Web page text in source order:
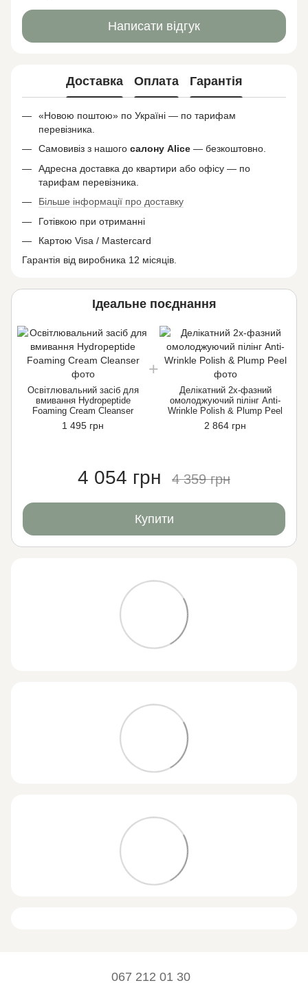
Написати відгук
Доставка Оплата Гарантія
«Новою поштою» по Україні — по тарифам
перевізника.
Самовивіз з нашого салону Alice — безкоштовно.
Адресна доставка до квартири або офісу — по
тарифам перевізника.
Більше інформації про доставку
Готівкою при отриманні
Картою Visa / Mastercard
Гарантія від виробника 12 місяців.
Ідеальне поєднання
Освітлювальний засіб для
вмивання Hydropeptide
Foaming Cream Cleanser
1 495 грн
Делікатний 2х-фазний
омолоджуючий пілінг Anti-
Wrinkle Polish & Plump Peel
2 864 грн
4 054 грн 4 359 грн
Купити
067 212 01 30